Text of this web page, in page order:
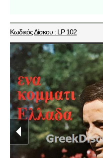
Κωδικός Δίσκου : LP 102